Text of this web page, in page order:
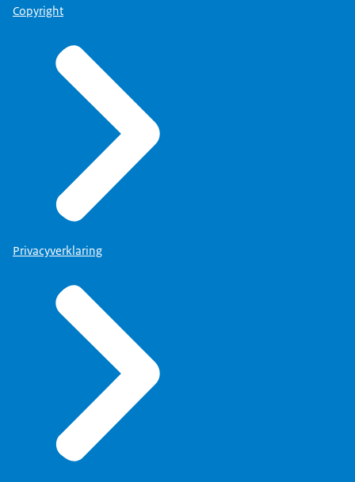
Copyright
Privacyverklaring